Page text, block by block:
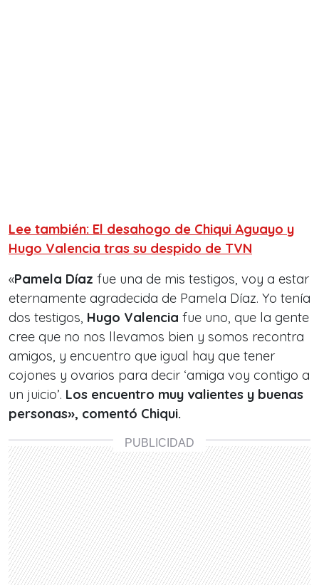
Lee también: El desahogo de Chiqui Aguayo y
Hugo Valencia tras su despido de TVN
«Pamela Díaz fue una de mis testigos, voy a estar
eternamente agradecida de Pamela Díaz. Yo tenía
dos testigos, Hugo Valencia fue uno, que la gente
cree que no nos llevamos bien y somos recontra
amigos, y encuentro que igual hay que tener
cojones y ovarios para decir ‘amiga voy contigo a
un juicio’. Los encuentro muy valientes y buenas
personas», comentó Chiqui.